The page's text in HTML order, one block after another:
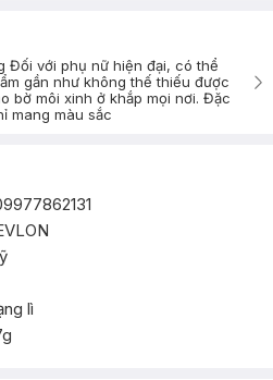
Đối với phụ nữ hiện đại, có thể
gần như không thế thiếu được
bờ môi xinh ở khắp mọi nơi. Đặc
mang màu sắc
lì